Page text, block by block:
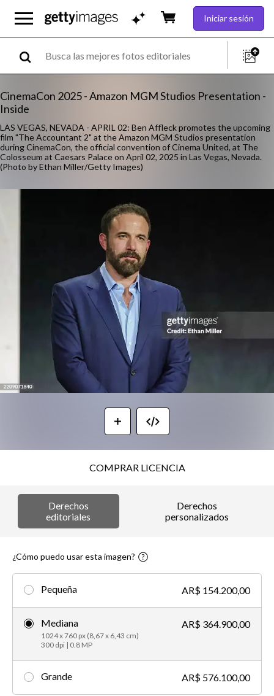
Iniciar sesión
CinemaCon 2025 - Amazon MGM Studios Presentation -
Inside
LAS VEGAS, NEVADA - APRIL 02: Ben Affleck promotes the upcoming
film "The Accountant 2" at the Amazon MGM Studios presentation
during CinemaCon, the official convention of Cinema United, at The
Colosseum at Caesars Palace on April 02, 2025 in Las Vegas, Nevada.
(Photo by Ethan Miller/Getty Images)
COMPRAR LICENCIA
Derechos
editoriales
Derechos
personalizados
¿Cómo puedo usar esta imagen?
Pequeña AR$ 154.200,00
Mediana
1024 x 760 px (8,67 x 6,43 cm)
300 dpi | 0.8 MP
AR$ 364.900,00
Grande AR$ 576.100,00